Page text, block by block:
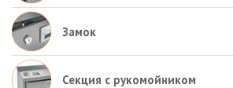
Замок
Секция с рукомойником